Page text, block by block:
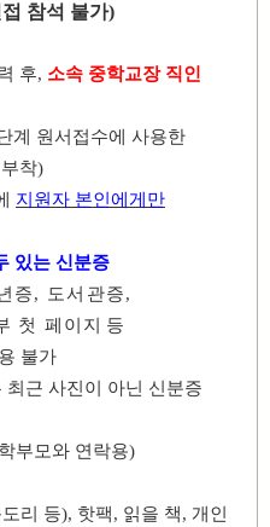
접 참석 불가)
후, 소속 중학교장 직인
계 원서접수에 사용한
착)
지원자 본인에게만
있는 신분증
증, 도서관증,
첫 페이지
등
불가
근 사진이 아닌 신분증
부모와 연락용)
리 등), 핫팩, 읽을 책, 개인